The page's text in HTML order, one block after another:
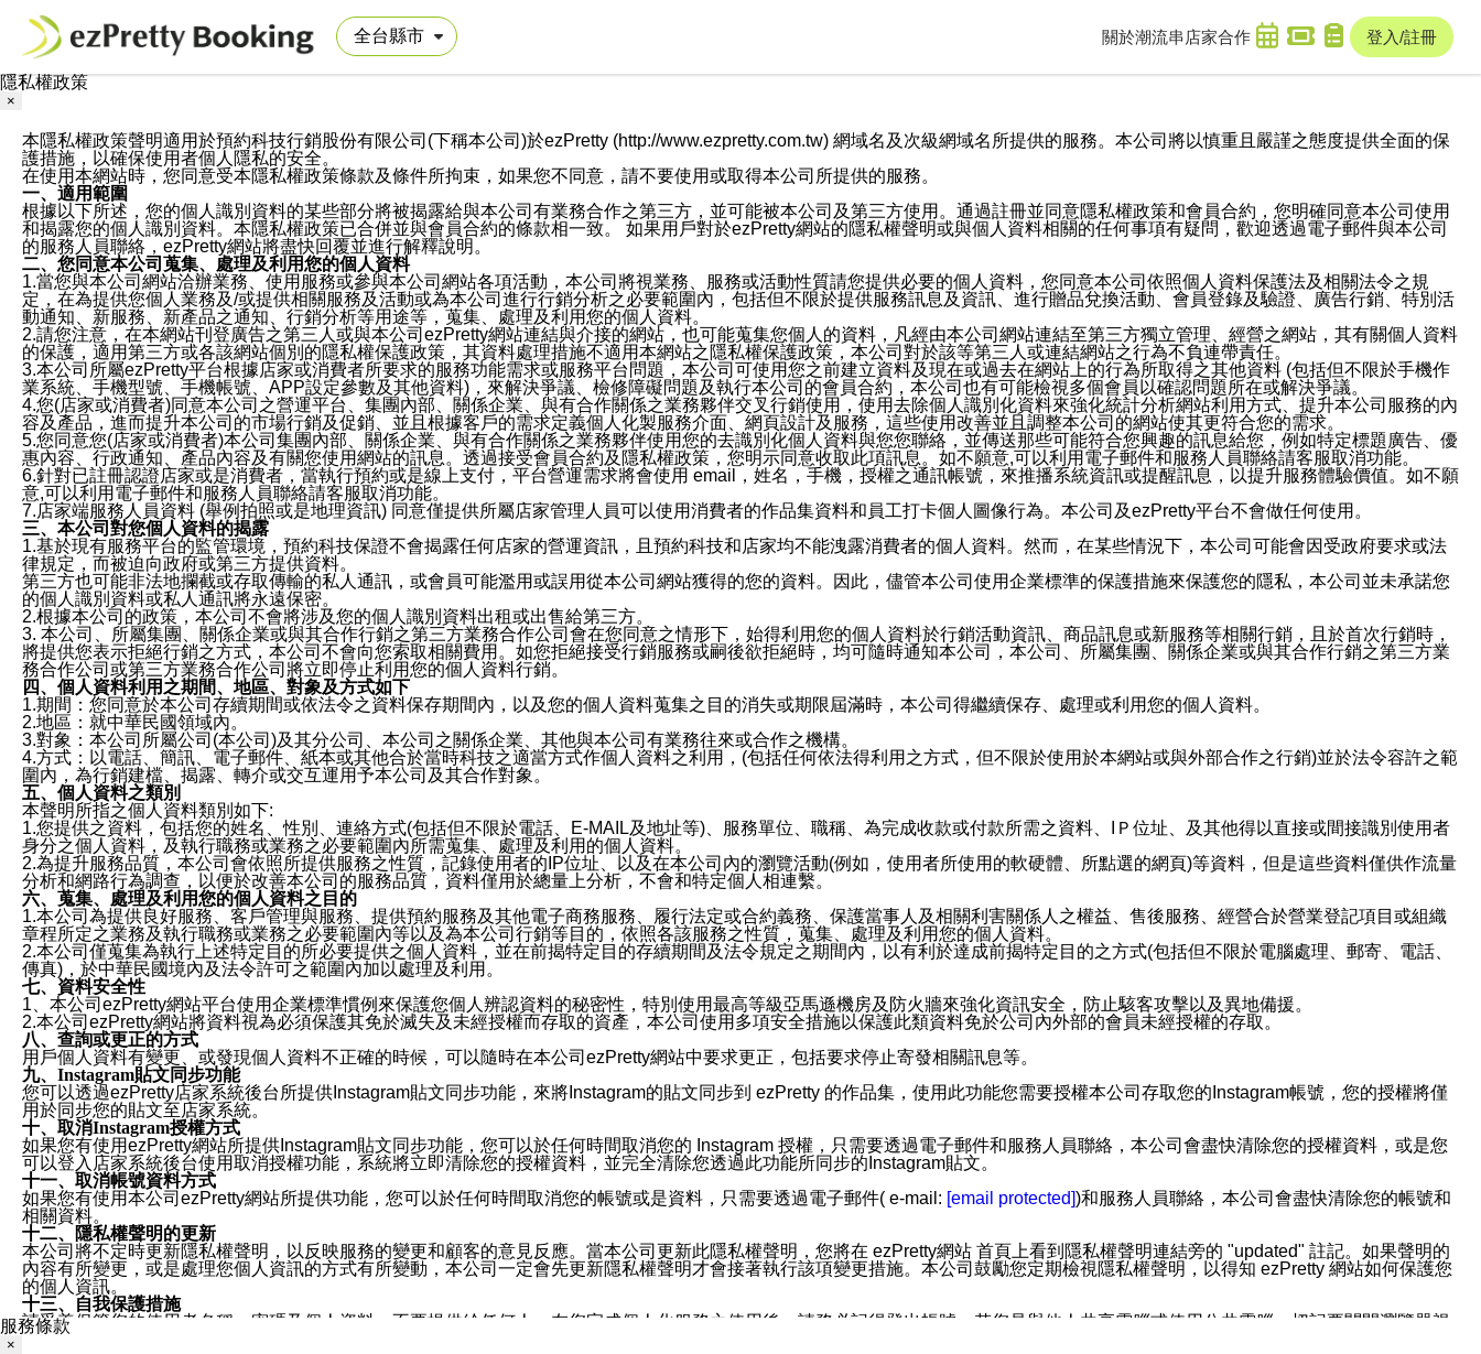
關於潮流串 店家合作 登入/註冊
隱私權政策
×
本隱私權政策聲明適用於預約科技行銷股份有限公司(下稱本公司)於ezPretty (http://www.ezpretty.com.tw) 網域名及次級網域名所提供的服務。本公司將以慎重且嚴謹之態度提供全面的保
護措施，以確保使用者個人隱私的安全。
在使用本網站時，您同意受本隱私權政策條款及條件所拘束，如果您不同意，請不要使用或取得本公司所提供的服務。
一、適用範圍
根據以下所述，您的個人識別資料的某些部分將被揭露給與本公司有業務合作之第三方，並可能被本公司及第三方使用。通過註冊並同意隱私權政策和會員合約，您明確同意本公司使用
和揭露您的個人識別資料。本隱私權政策已合併並與會員合約的條款相一致。 如果用戶對於ezPretty網站的隱私權聲明或與個人資料相關的任何事項有疑問，歡迎透過電子郵件與本公司
的服務人員聯絡，ezPretty網站將盡快回覆並進行解釋說明。
二、您同意本公司蒐集、處理及利用您的個人資料
1.當您與本公司網站洽辦業務、使用服務或參與本公司網站各項活動，本公司將視業務、服務或活動性質請您提供必要的個人資料，您同意本公司依照個人資料保護法及相關法令之規
定，在為提供您個人業務及/或提供相關服務及活動或為本公司進行行銷分析之必要範圍內，包括但不限於提供服務訊息及資訊、進行贈品兌換活動、會員登錄及驗證、廣告行銷、特別活
動通知、新服務、新產品之通知、行銷分析等用途等，蒐集、處理及利用您的個人資料。
2.請您注意，在本網站刊登廣告之第三人或與本公司ezPretty網站連結與介接的網站，也可能蒐集您個人的資料，凡經由本公司網站連結至第三方獨立管理、經營之網站，其有關個人資料
的保護，適用第三方或各該網站個別的隱私權保護政策，其資料處理措施不適用本網站之隱私權保護政策，本公司對於該等第三人或連結網站之行為不負連帶責任。
3.本公司所屬ezPretty平台根據店家或消費者所要求的服務功能需求或服務平台問題，本公司可使用您之前建立資料及現在或過去在網站上的行為所取得之其他資料 (包括但不限於手機作
業系統、手機型號、手機帳號、APP設定參數及其他資料)，來解決爭議、檢修障礙問題及執行本公司的會員合約，本公司也有可能檢視多個會員以確認問題所在或解決爭議。
4.您(店家或消費者)同意本公司之營運平台、集團內部、關係企業、與有合作關係之業務夥伴交叉行銷使用，使用去除個人識別化資料來強化統計分析網站利用方式、提升本公司服務的內
容及產品，進而提升本公司的市場行銷及促銷、並且根據客戶的需求定義個人化製服務介面、網頁設計及服務，這些使用改善並且調整本公司的網站使其更符合您的需求。
5.您同意您(店家或消費者)本公司集團內部、關係企業、與有合作關係之業務夥伴使用您的去識別化個人資料與您您聯絡，並傳送那些可能符合您興趣的訊息給您，例如特定標題廣告、優
惠內容、行政通知、產品內容及有關您使用網站的訊息。透過接受會員合約及隱私權政策，您明示同意收取此項訊息。如不願意,可以利用電子郵件和服務人員聯絡請客服取消功能。
6.針對已註冊認證店家或是消費者，當執行預約或是線上支付，平台營運需求將會使用 email，姓名，手機，授權之通訊帳號，來推播系統資訊或提醒訊息，以提升服務體驗價值。如不願
意,可以利用電子郵件和服務人員聯絡請客服取消功能。
7.店家端服務人員資料 (舉例拍照或是地理資訊) 同意僅提供所屬店家管理人員可以使用消費者的作品集資料和員工打卡個人圖像行為。本公司及ezPretty平台不會做任何使用。
三、本公司對您個人資料的揭露
1.基於現有服務平台的監管環境，預約科技保證不會揭露任何店家的營運資訊，且預約科技和店家均不能洩露消費者的個人資料。然而，在某些情況下，本公司可能會因受政府要求或法
律規定，而被迫向政府或第三方提供資料。
第三方也可能非法地攔截或存取傳輸的私人通訊，或會員可能濫用或誤用從本公司網站獲得的您的資料。因此，儘管本公司使用企業標準的保護措施來保護您的隱私，本公司並未承諾您
的個人識別資料或私人通訊將永遠保密。
2.根據本公司的政策，本公司不會將涉及您的個人識別資料出租或出售給第三方。
3. 本公司、所屬集團、關係企業或與其合作行銷之第三方業務合作公司會在您同意之情形下，始得利用您的個人資料於行銷活動資訊、商品訊息或新服務等相關行銷，且於首次行銷時，
將提供您表示拒絕行銷之方式，本公司不會向您索取相關費用。如您拒絕接受行銷服務或嗣後欲拒絕時，均可隨時通知本公司，本公司、所屬集團、關係企業或與其合作行銷之第三方業
務合作公司或第三方業務合作公司將立即停止利用您的個人資料行銷。
四、個人資料利用之期間、地區、對象及方式如下
1.期間：您同意於本公司存續期間或依法令之資料保存期間內，以及您的個人資料蒐集之目的消失或期限屆滿時，本公司得繼續保存、處理或利用您的個人資料。
2.地區：就中華民國領域內。
3.對象：本公司所屬公司(本公司)及其分公司、本公司之關係企業、其他與本公司有業務往來或合作之機構。
4.方式：以電話、簡訊、電子郵件、紙本或其他合於當時科技之適當方式作個人資料之利用，(包括任何依法得利用之方式，但不限於使用於本網站或與外部合作之行銷)並於法令容許之範
圍內，為行銷建檔、揭露、轉介或交互運用予本公司及其合作對象。
五、個人資料之類別
本聲明所指之個人資料類別如下:
1.您提供之資料，包括您的姓名、性別、連絡方式(包括但不限於電話、E-MAIL及地址等)、服務單位、職稱、為完成收款或付款所需之資料、IＰ位址、及其他得以直接或間接識別使用者
身分之個人資料，及執行職務或業務之必要範圍內所需蒐集、處理及利用的個人資料。
2.為提升服務品質，本公司會依照所提供服務之性質，記錄使用者的IP位址、以及在本公司內的瀏覽活動(例如，使用者所使用的軟硬體、所點選的網頁)等資料，但是這些資料僅供作流量
分析和網路行為調查，以便於改善本公司的服務品質，資料僅用於總量上分析，不會和特定個人相連繫。
六、蒐集、處理及利用您的個人資料之目的
1.本公司為提供良好服務、客戶管理與服務、提供預約服務及其他電子商務服務、履行法定或合約義務、保護當事人及相關利害關係人之權益、售後服務、經營合於營業登記項目或組織
章程所定之業務及執行職務或業務之必要範圍內等以及為本公司行銷等目的，依照各該服務之性質，蒐集、處理及利用您的個人資料。
2.本公司僅蒐集為執行上述特定目的所必要提供之個人資料，並在前揭特定目的存續期間及法令規定之期間內，以有利於達成前揭特定目的之方式(包括但不限於電腦處理、郵寄、電話、
傳真)，於中華民國境內及法令許可之範圍內加以處理及利用。
七、資料安全性
1、本公司ezPretty網站平台使用企業標準慣例來保護您個人辨認資料的秘密性，特別使用最高等級亞馬遜機房及防火牆來強化資訊安全，防止駭客攻擊以及異地備援。
2.本公司ezPretty網站將資料視為必須保護其免於滅失及未經授權而存取的資產，本公司使用多項安全措施以保護此類資料免於公司內外部的會員未經授權的存取。
八、查詢或更正的方式
用戶個人資料有變更、或發現個人資料不正確的時候，可以隨時在本公司ezPretty網站中要求更正，包括要求停止寄發相關訊息等。
九、Instagram貼文同步功能
您可以透過ezPretty店家系統後台所提供Instagram貼文同步功能，來將Instagram的貼文同步到 ezPretty 的作品集，使用此功能您需要授權本公司存取您的Instagram帳號，您的授權將僅
用於同步您的貼文至店家系統。
十、取消Instagram授權方式
如果您有使用ezPretty網站所提供Instagram貼文同步功能，您可以於任何時間取消您的 Instagram 授權，只需要透過電子郵件和服務人員聯絡，本公司會盡快清除您的授權資料，或是您
可以登入店家系統後台使用取消授權功能，系統將立即清除您的授權資料，並完全清除您透過此功能所同步的Instagram貼文。
十一、取消帳號資料方式
如果您有使用本公司ezPretty網站所提供功能，您可以於任何時間取消您的帳號或是資料，只需要透過電子郵件( e-mail: [email protected])和服務人員聯絡，本公司會盡快清除您的帳號和
相關資料。
十二、隱私權聲明的更新
本公司將不定時更新隱私權聲明，以反映服務的變更和顧客的意見反應。當本公司更新此隱私權聲明，您將在 ezPretty網站 首頁上看到隱私權聲明連結旁的 "updated" 註記。如果聲明的
內容有所變更，或是處理您個人資訊的方式有所變動，本公司一定會先更新隱私權聲明才會接著執行該項變更措施。本公司鼓勵您定期檢視隱私權聲明，以得知 ezPretty 網站如何保護您
的個人資訊。
十三、自我保護措施
請妥善保管您的使用者名稱、密碼及個人資料，不要提供給任何人。在您完成個人化服務之使用後，請務必記得登出帳號。若您是與他人共享電腦或使用公共電腦，切記要關閉瀏覽器視
窗，以防止他人讀取您的個人資料、信件或進入所機關管理區。
服務條款
×